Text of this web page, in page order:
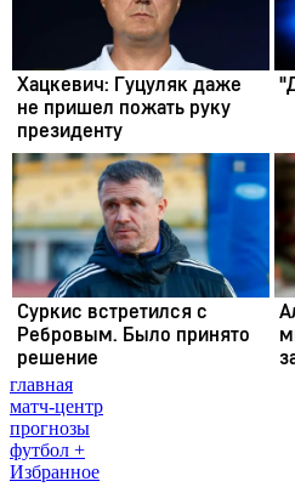
главная
матч-центр
прогнозы
футбол +
Избранное